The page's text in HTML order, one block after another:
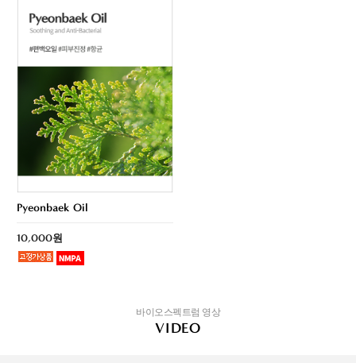
Pyeonbaek Oil
10,000원
바이오스펙트럼 영상
VIDEO